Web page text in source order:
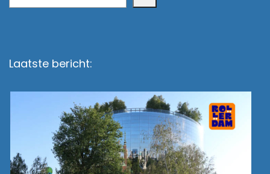
Laatste bericht: